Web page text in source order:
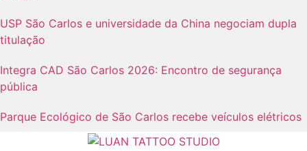
USP São Carlos e universidade da China negociam dupla
titulação
Integra CAD São Carlos 2026: Encontro de segurança
pública
Parque Ecológico de São Carlos recebe veículos elétricos